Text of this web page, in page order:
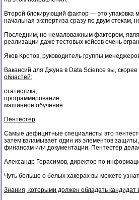
Второй блокирующий фактор — это упаковка
начальная экспертиза сразу по двум стекам,
Последним, но немаловажным фактором,
реализации даже тестовых кейсов очень
Яков Кротов, руководитель группы
Вакансий для Джуна в Data Science вы,
областей:
статистика;
программирование;
машинное обучение.
Пентестер
Самые дефицитные специалисты это
затем взламывает один из элементов
финансам или документации. Пентестер
Александр Герасимов, директор по
Чуть больше о белых хакерах вы можете
Знания, которыми должен обладать кандидат